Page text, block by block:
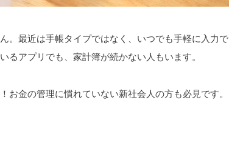
。最近は手帳タイプではなく、いつでも手軽に入力で
アプリでも、家計簿が続かない人もいます。
お金の管理に慣れていない新社会人の方も必見です。